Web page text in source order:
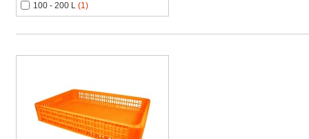
100 - 200 L (1)